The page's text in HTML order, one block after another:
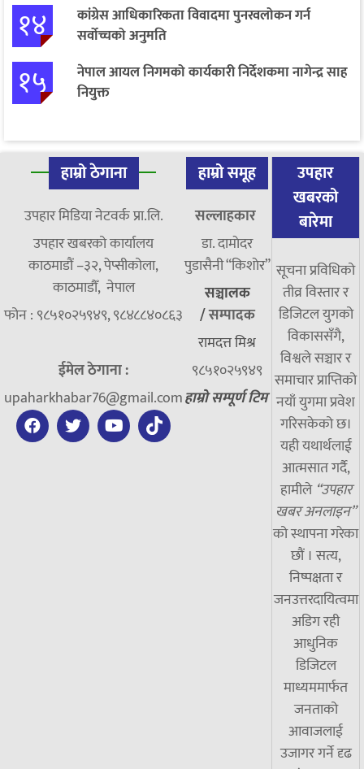
१४
कांग्रेस आधिकारिकता विवादमा पुनरवलोकन गर्न
सर्वोच्चको अनुमति
१५
नेपाल आयल निगमको कार्यकारी निर्देशकमा नागेन्द्र साह
नियुक्त
हाम्रो ठेगाना
उपहार मिडिया नेटवर्क प्रा.लि.
उपहार खबरको कार्यालय
काठमाडौं –३२, पेप्सीकोला,
काठमाडौँ, नेपाल
फोन : ९८५१०२५९४९, ९८४८८४०८६३
ईमेल ठेगाना :
upaharkhabar76@gmail.com
हाम्रो समूह
सल्लाहकार
डा. दामाेदर
पुडासैनी “किशाेर”
सञ्चालक
/सम्पादक
रामदत्त मिश्र
९८५१०२५९४९
हाम्रो सम्पूर्ण टिम
उपहार
खबरको
बारेमा
सूचना प्रविधिको
तीव्र विस्तार र
डिजिटल युगको
विकाससँगै,
विश्वले सञ्चार र
समाचार प्राप्तिको
नयाँ युगमा प्रवेश
गरिसकेको छ।
यही यथार्थलाई
आत्मसात गर्दै,
हामीले “उपहार
खबर अनलाइन”
को स्थापना गरेका
छौं । सत्य,
निष्पक्षता र
जनउत्तरदायित्वमा
अडिग रही
आधुनिक
डिजिटल
माध्यममार्फत
जनताको
आवाजलाई
उजागर गर्ने दृढ